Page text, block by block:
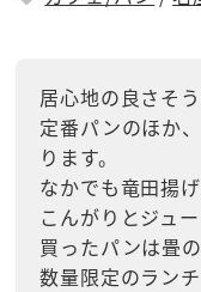
居心地の良さそ
定番パンのほか
ります。
なかでも竜田揚
こんがりとジュ
買ったパンは畳
数量限定のラン